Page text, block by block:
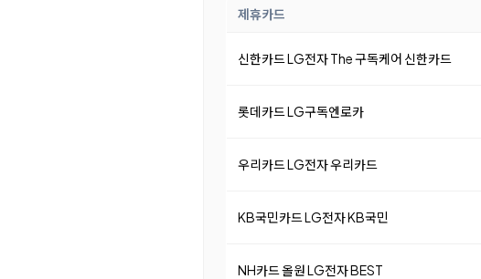
제휴카드
신한카드 LG전자 The 구독케어 신한카드
롯데카드 LG구독엔로카
우리카드 LG전자 우리카드
KB국민카드 LG전자 KB국민
NH카드 올원 LG전자 BEST